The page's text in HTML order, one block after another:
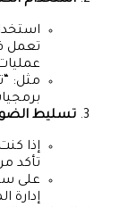
تعمل
مثل:
تسليط
إذا
تأكد
على
إدارة